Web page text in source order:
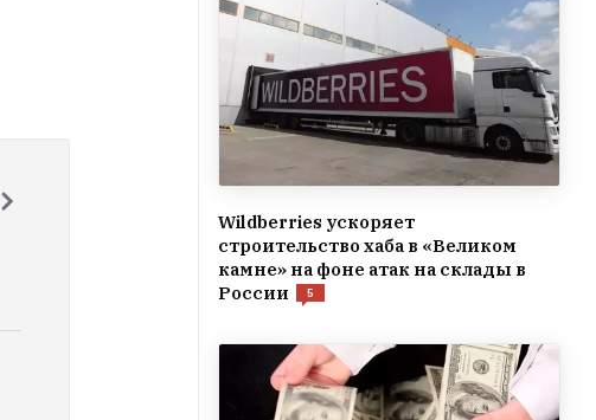
Wildberries ускоряет
строительство хаба в «Великом
камне» на фоне атак на склады в
России
5